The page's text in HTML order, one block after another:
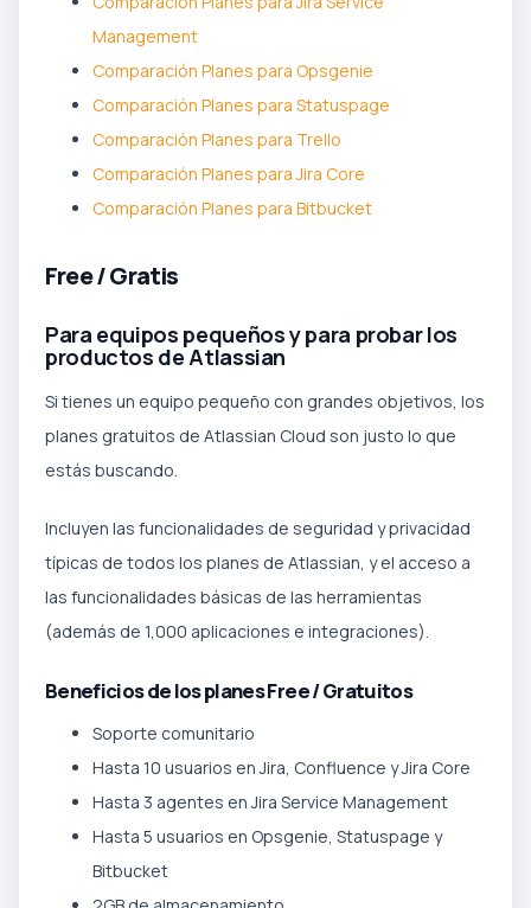
Management
Comparación Planes para Opsgenie
Comparación Planes para Statuspage
Comparación Planes para Trello
Comparación Planes para Jira Core
Comparación Planes para Bitbucket
Free / Gratis
Para equipos pequeños y para probar los
productos de Atlassian
Si tienes un equipo pequeño con grandes objetivos, los
planes gratuitos de Atlassian Cloud son justo lo que
estás buscando.
Incluyen las funcionalidades de seguridad y privacidad
típicas de todos los planes de Atlassian, y el acceso a
las funcionalidades básicas de las herramientas
(además de 1,000 aplicaciones e integraciones).
Beneficios de los planes Free / Gratuitos
Soporte comunitario
Hasta 10 usuarios en Jira, Confluence y Jira Core
Hasta 3 agentes en Jira Service Management
Hasta 5 usuarios en Opsgenie, Statuspage y
Bitbucket